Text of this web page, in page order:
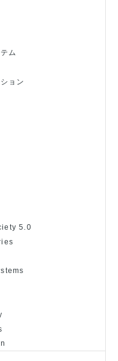
ム
ョン
5.0